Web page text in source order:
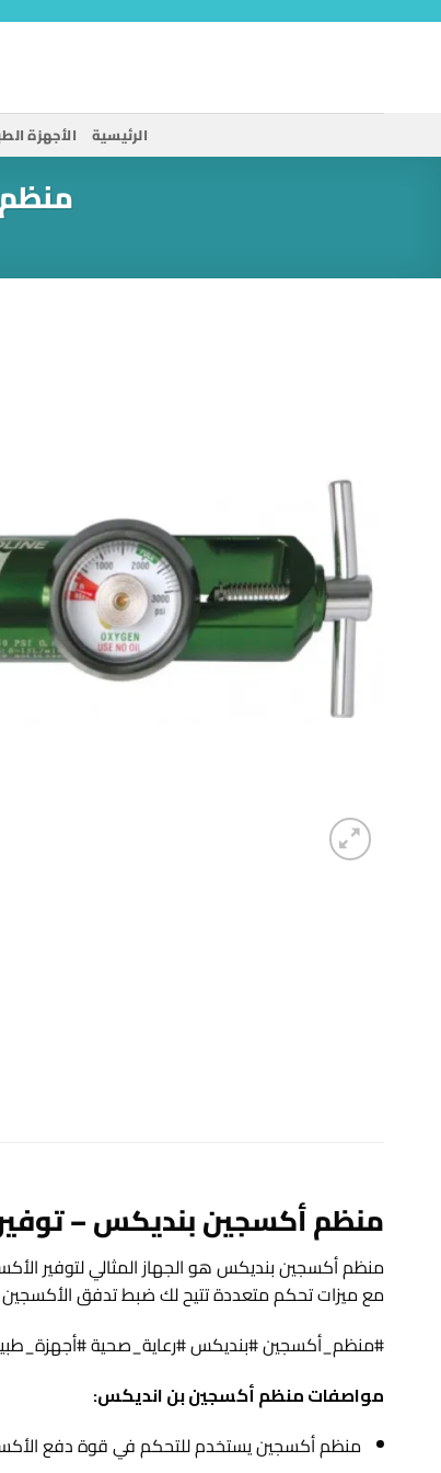
الرئيسية الأجهزة
منظم أكسجين بنديكس –
منظم أكسجين بنديكس هو الجهاز المثالي لتوفير
مع ميزات تحكم متعددة تتيح لك ضبط تدفق الأكسجين
#منظم_أكسجين #بنديكس #رعاية_صحية
مواصفات منظم أكسجين بن انديكس:
منظم أكسجين يستخدم للتحكم في قوة دفع